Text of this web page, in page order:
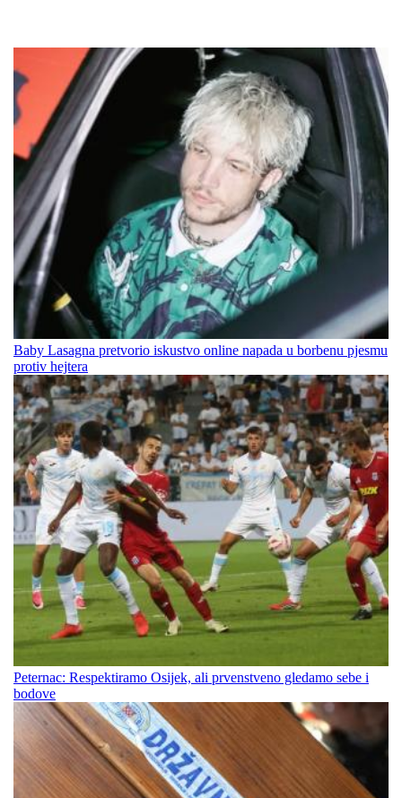
Baby Lasagna pretvorio iskustvo online napada u borbenu pjesmu
protiv hejtera
Peternac: Respektiramo Osijek, ali prvenstveno gledamo sebe i
bodove